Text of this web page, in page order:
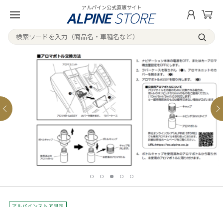
アルパイン公式直販サイト